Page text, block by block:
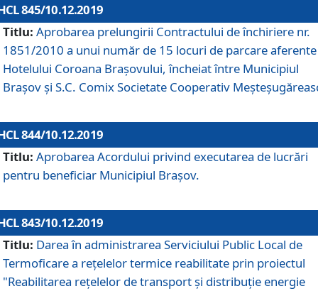
845/10.12.2019
Titlu: Aprobarea prelungirii Contractului de închiriere nr.
1851/2010 a unui număr de 15 locuri de parcare aferente
Hotelului Coroana Brașovului, încheiat între Municipiul
Braşov şi S.C. Comix Societate Cooperativ
844/10.12.2019
Titlu: Aprobarea Acordului privind executarea de lucrări
pentru beneficiar Municipiul Brașov.
843/10.12.2019
Titlu: Darea în administrarea Serviciului Public Local de
Termoficare a rețelelor termice reabilitate prin proiectul
"Reabilitarea reţelelor de transport şi distribuţie energie